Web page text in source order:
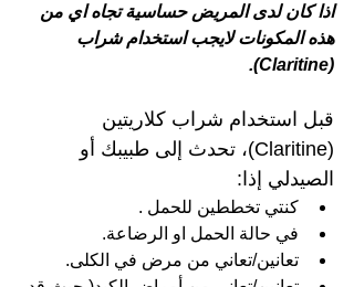
اذا كان لدى المريض حساسية تجاه اي من
هذه المكونات لايجب استخدام شراب
(Claritine).
قبل استخدام شراب كلاريتين
(Claritine)، تحدث إلى طبيبك أو
الصيدلي إذا:
كنتي تخططين للحمل .
في حالة الحمل او الرضاعة.
تعانين/تعاني من مرض في الكلى.